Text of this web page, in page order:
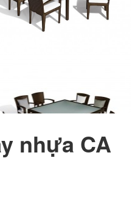
nhựa CA